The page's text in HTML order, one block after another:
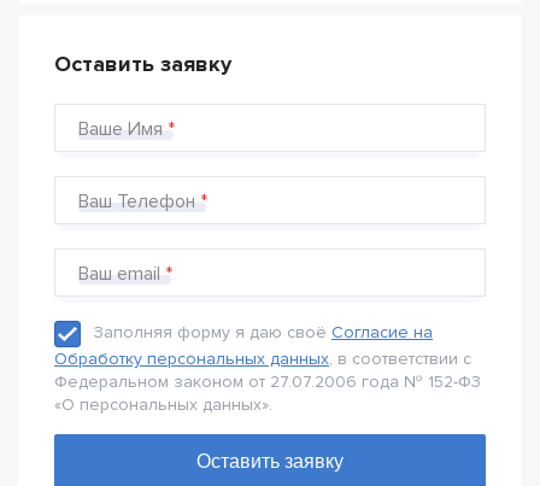
Оставить заявку
Ваше Имя
Ваш Телефон
Ваш email
Заполняя форму я даю своё Согласие на
Обработку персональных данных, в соответствии с
Федеральном законом от 27.07.2006 года № 152-Ф3
«О персональных данных».